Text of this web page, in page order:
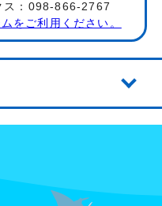
：098-866-2767
をご利用ください。